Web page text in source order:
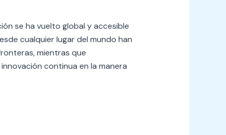
se ha vuelto global y accesible
cualquier lugar del mundo han
mientras que
continua en la manera